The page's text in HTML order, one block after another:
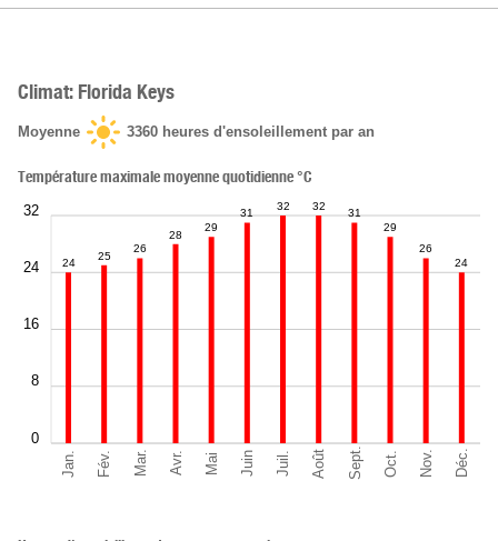
Climat: Florida Keys
Moyenne 3360 heures d'ensoleillement par an
Jan. Fév. Mar. Avr. Mai Juin Juil. Août Sept. Oct. Nov. Déc.
0
8
16
24
32
Température maximale moyenne quotidienne °C
24
25
26
28
29
31
32 32
31
29
26
24